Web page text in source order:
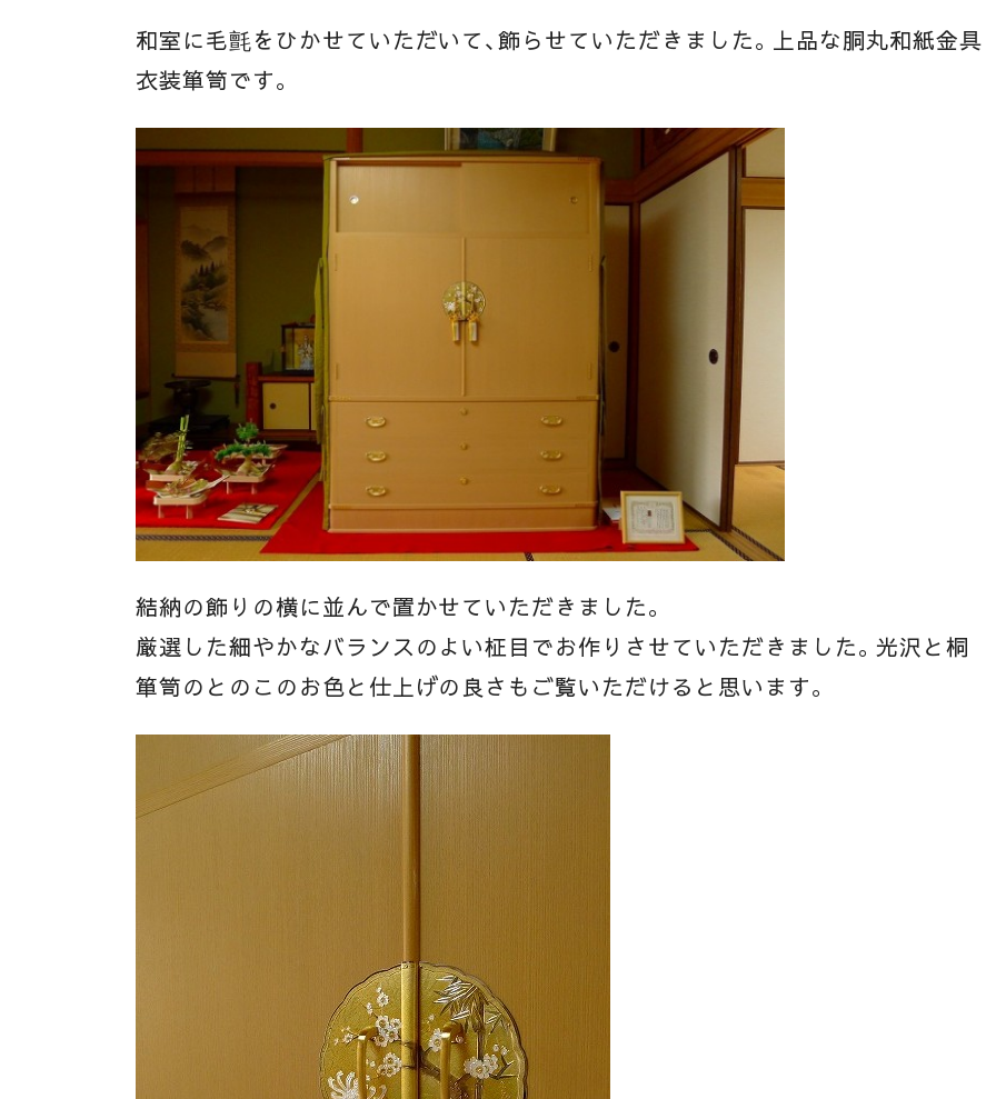
和室に毛氈をひかせていただいて、飾らせていただきました。上品な胴丸和紙金具
衣装箪笥です。
結納の飾りの横に並んで置かせていただきました。
厳選した細やかなバランスのよい柾目でお作りさせていただきました。光沢と桐
箪笥のとのこのお色と仕上げの良さもご覧いただけると思います。